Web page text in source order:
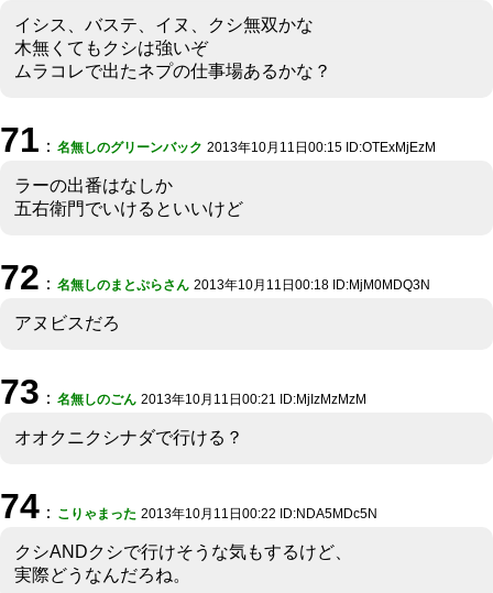
イシス、バステ、イヌ、クシ無双かな
木無くてもクシは強いぞ
ムラコレで出たネプの仕事場あるかな？
71 ： 名無しのグリーンバック 2013年10月11日00:15 ID:OTExMjEzM
ラーの出番はなしか
五右衛門でいけるといいけど
72 ： 名無しのまとぷらさん 2013年10月11日00:18 ID:MjM0MDQ3N
アヌビスだろ
73 ： 名無しのごん 2013年10月11日00:21 ID:MjIzMzMzM
オオクニクシナダで行ける？
74 ： こりゃまった 2013年10月11日00:22 ID:NDA5MDc5N
クシANDクシで行けそうな気もするけど、
実際どうなんだろね。